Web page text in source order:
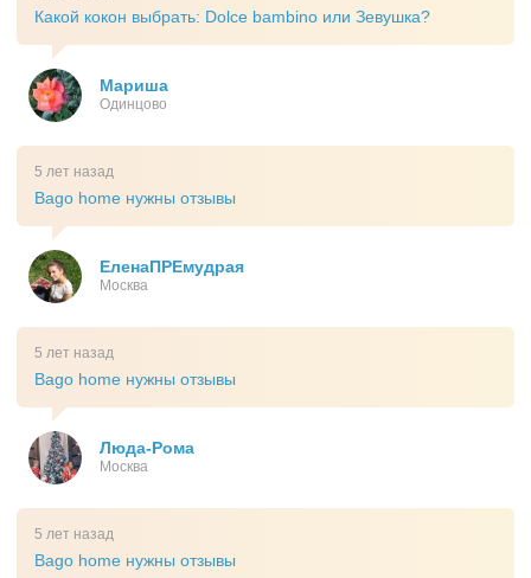
Какой кокон выбрать: Dolce bambino или Зевушка?
Мариша
Одинцово
5 лет назад
Bago home нужны отзывы
ЕленаПРЕмудрая
Москва
5 лет назад
Bago home нужны отзывы
Люда-Рома
Москва
5 лет назад
Bago home нужны отзывы